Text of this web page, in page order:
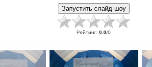
Рейтинг: 0.0/0